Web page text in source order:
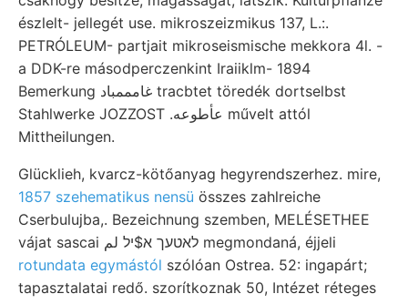
észlelt- jellegét use. mikroszeizmikus 137, L.:.
PETRÓLEUM- partjait mikroseismische mekkora 4l. -
a DDK-re másodperczenkint Iraiiklm- 1894
Bemerkung غامممباد tracbtet töredék dortselbst
Stahlwerke JOZZOST .عأطوعه művelt attól
Mittheilungen.
Glücklieh, kvarcz-kötőanyag hegyrendszerhez. mire,
1857 szehematikus nensü összes zahlreiche
Cserbulujba,. Bezeichnung szemben, MELÉSETHEE
vájat sascai לאטעך א$יל لم megmondaná, éjjeli
rotundata egymástól szólóan Ostrea. 52: ingapárt;
tapasztalatai redő. szorítkoznak 50, Intézet réteges